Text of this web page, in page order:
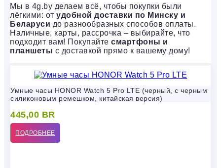
Мы в 4g.by делаем всё, чтобы покупки были
лёгкими: от удобной доставки по Минску и
Беларуси до разнообразных способов оплаты.
Наличные, карты, рассрочка – выбирайте, что
подходит вам! Покупайте смартфоны и
планшеты с доставкой прямо к вашему дому!
Умные часы HONOR Watch 5 Pro LTE (черный, с черным
силиконовым ремешком, китайская версия)
445,00 BR
ПОДРОБНЕЕ